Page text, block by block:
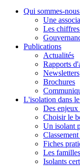
Qui sommes-
Une
Les
Publications
Actualités
Rapports
Newsletters
Brochures
L'isolation dans
Des enjeux
Choisir le
Un isolant
Fiches
Les
Isolants